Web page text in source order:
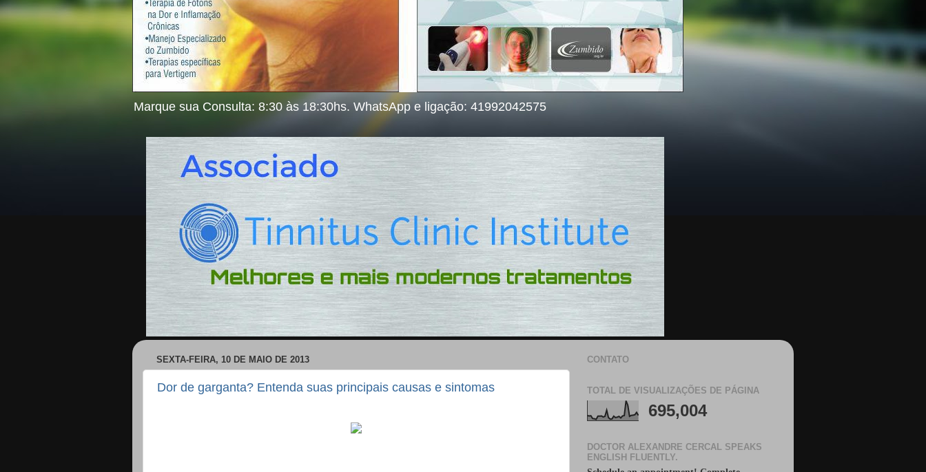
Marque sua Consulta: 8:30 às 18:30hs. WhatsApp e ligação: 41992042575
SEXTA-FEIRA, 10 DE MAIO DE 2013
Dor de garganta? Entenda suas principais causas e sintomas
CONTATO
TOTAL DE VISUALIZAÇÕES DE PÁGINA
695,004
DOCTOR ALEXANDRE CERCAL SPEAKS
ENGLISH FLUENTLY.